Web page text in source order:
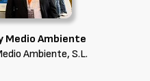
Medio Ambiente
Ambiente, S.L.